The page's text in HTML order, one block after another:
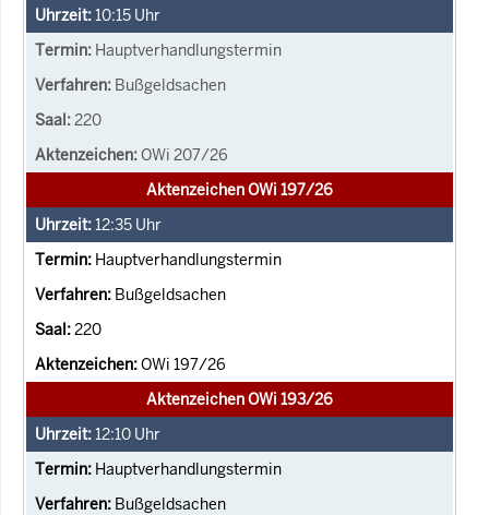
10:15 Uhr
Hauptverhandlungstermin
Bußgeldsachen
220
OWi 207/26
Aktenzeichen OWi 197/26
12:35 Uhr
Hauptverhandlungstermin
Bußgeldsachen
220
OWi 197/26
Aktenzeichen OWi 193/26
12:10 Uhr
Hauptverhandlungstermin
Bußgeldsachen